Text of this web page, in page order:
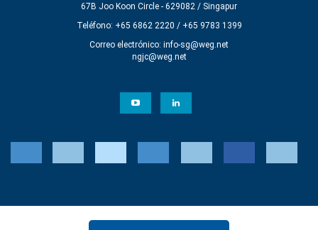
67B Joo Koon Circle - 629082 / Singapur
Teléfono: +65 6862 2220 / +65 9783 1399
Correo electrónico: info-sg@weg.net
ngjc@weg.net